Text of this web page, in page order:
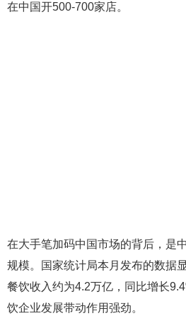
在中国开500-700家店。
在大手笔加码中国市场的背后，是
规模。国家统计局本月发布的数据
餐饮收入约为4.2万亿，同比增长
饮企业发展带动作用强劲。